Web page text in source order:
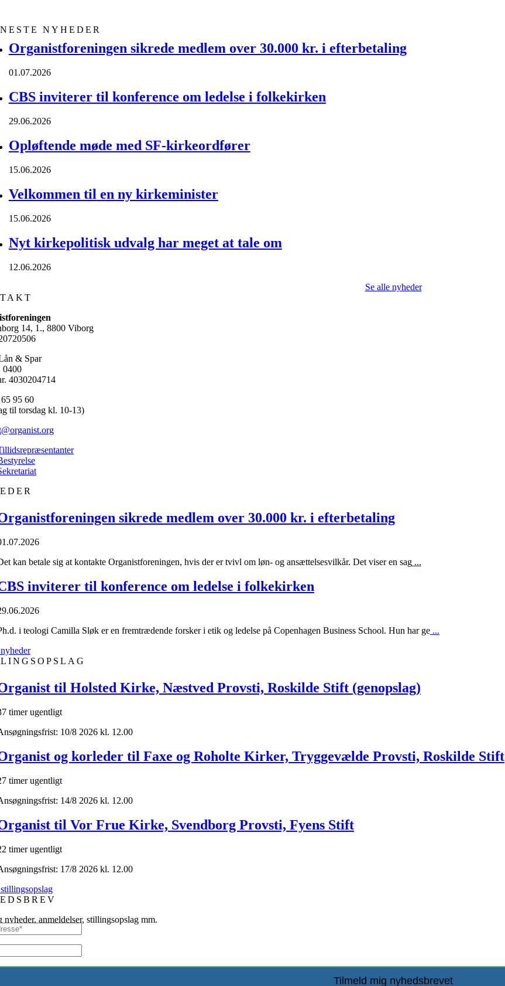
NYHEDER
Organistforeningen sikrede medlem over 30.000 kr. i efterbetaling
01.07.2026
CBS inviterer til konference om ledelse i folkekirken
29.06.2026
Opløftende møde med SF-kirkeordfører
15.06.2026
Velkommen til en ny kirkeminister
15.06.2026
Nyt kirkepolitisk udvalg har meget at tale om
12.06.2026
Se alle nyheder
14, 1., 8800 Viborg
& Spar
0400
4030204714
95 60
til torsdag kl. 10-13)
sikrede medlem over 30.000 kr. i efterbetaling
kan betale sig at kontakte Organistforeningen, hvis der er tvivl om løn- og ansættelsesvilkår. Det viser en sag...
inviterer til konference om ledelse i folkekirken
i teologi Camilla Sløk er en fremtrædende forsker i etik og ledelse på Copenhagen Business School. Hun har ge...
til Holsted Kirke, Næstved Provsti, Roskilde Stift (genopslag)
timer ugentligt
10/8 2026 kl. 12.00
og korleder til Faxe og Roholte Kirker, Tryggevælde Provsti, Roskilde Stift
timer ugentligt
14/8 2026 kl. 12.00
til Vor Frue Kirke, Svendborg Provsti, Fyens Stift
timer ugentligt
17/8 2026 kl. 12.00
nyheder, anmeldelser, stillingsopslag mm.